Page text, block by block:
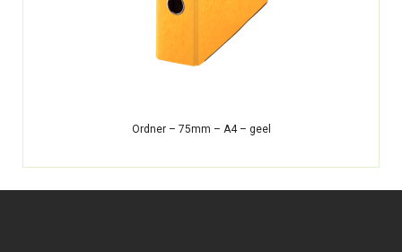
Ordner – 75mm – A4 – geel